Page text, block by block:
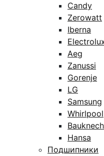
Candy
Zerowatt
Iberna
Aeg
Zanussi
Gorenje
LG
Samsung
Whirlpool
Hansa
Подшипники